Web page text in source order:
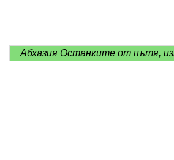
Абхазия Останките от пътя,